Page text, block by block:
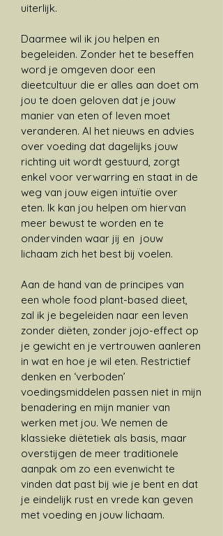
uiterlijk.
Daarmee wil ik jou helpen en
begeleiden. Zonder het te beseffen
word je omgeven door een
dieetcultuur die er alles aan doet om
jou te doen geloven dat je jouw
manier van eten of leven moet
veranderen. Al het nieuws en advies
over voeding dat dagelijks jouw
richting uit wordt gestuurd, zorgt
enkel voor verwarring en staat in de
weg van jouw eigen intuïtie over
eten. Ik kan jou helpen om hiervan
meer bewust te worden en te
ondervinden waar jij en jouw
lichaam zich het best bij voelen.
​Aan de hand van de principes van
een whole food plant-based dieet,
zal ik je begeleiden naar een leven
zonder diëten, zonder jojo-effect op
je gewicht en je vertrouwen aanleren
in wat en hoe je wil eten. Restrictief
denken en ‘verboden’
voedingsmiddelen passen niet in mijn
benadering en mijn manier van
werken met jou. We nemen de
klassieke diëtetiek als basis, maar
overstijgen de meer traditionele
aanpak om zo een evenwicht te
vinden dat past bij wie je bent en dat
je eindelijk rust en vrede kan geven
met voeding en jouw lichaam.